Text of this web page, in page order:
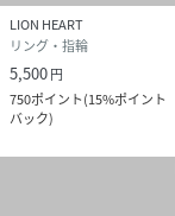
ランドでありたい
当時としてはまだ
を扱うセレクトシ
作品をいち早く日
LION HEART
リング・指輪
5,500円
750ポイント(15%ポイント
バック)